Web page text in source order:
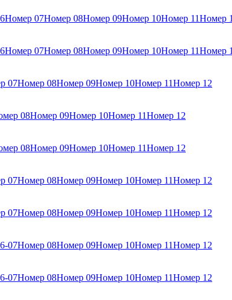
Номер 07Номер 08Номер 09Номер 10Номер 11Номер
Номер 07Номер 08Номер 09Номер 10Номер 11Номер
07Номер 08Номер 09Номер 10Номер 11Номер 12
08Номер 09Номер 10Номер 11Номер 12
08Номер 09Номер 10Номер 11Номер 12
07Номер 08Номер 09Номер 10Номер 11Номер 12
07Номер 08Номер 09Номер 10Номер 11Номер 12
07Номер 08Номер 09Номер 10Номер 11Номер 12
07Номер 08Номер 09Номер 10Номер 11Номер 12